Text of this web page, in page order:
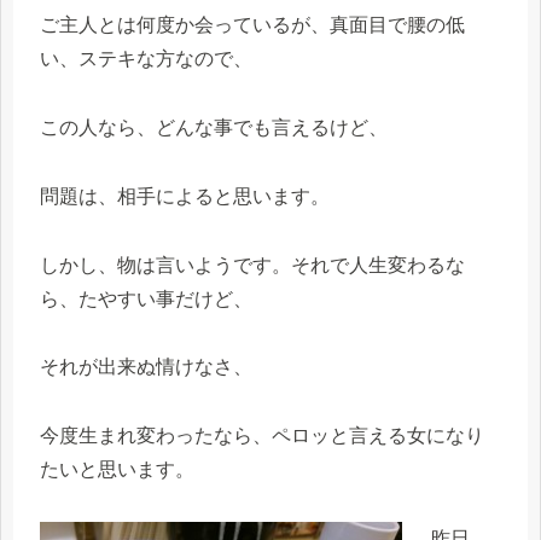
ご主人とは何度か会っているが、真面目で腰の低
い、ステキな方なので、
この人なら、どんな事でも言えるけど、
問題は、相手によると思います。
しかし、物は言いようです。それで人生変わるな
ら、たやすい事だけど、
それが出来ぬ情けなさ、
今度生まれ変わったなら、ペロッと言える女になり
たいと思います。